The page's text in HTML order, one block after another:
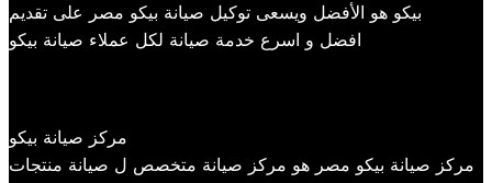
بيكو هو الأفضل ويسعى توكيل صيانة بيكو مصر على تقديم
افضل و اسرع خدمة صيانة لكل عملاء صيانة بيكو
مركز صيانة بيكو
مركز صيانة بيكو مصر هو مركز صيانة متخصص ل صيانة منتجات